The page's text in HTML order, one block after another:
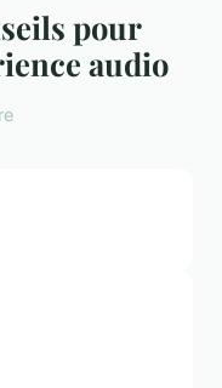
pour
audio